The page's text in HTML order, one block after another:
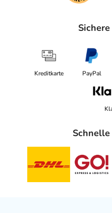
Kreditkarte PayPal